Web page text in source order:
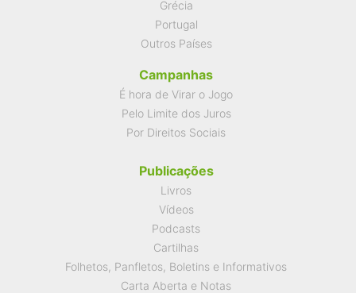
Grécia
Portugal
Outros Países
Campanhas
É hora de Virar o Jogo
Pelo Limite dos Juros
Por Direitos Sociais
Publicações
Livros
Vídeos
Podcasts
Cartilhas
Folhetos, Panfletos, Boletins e Informativos
Carta Aberta e Notas